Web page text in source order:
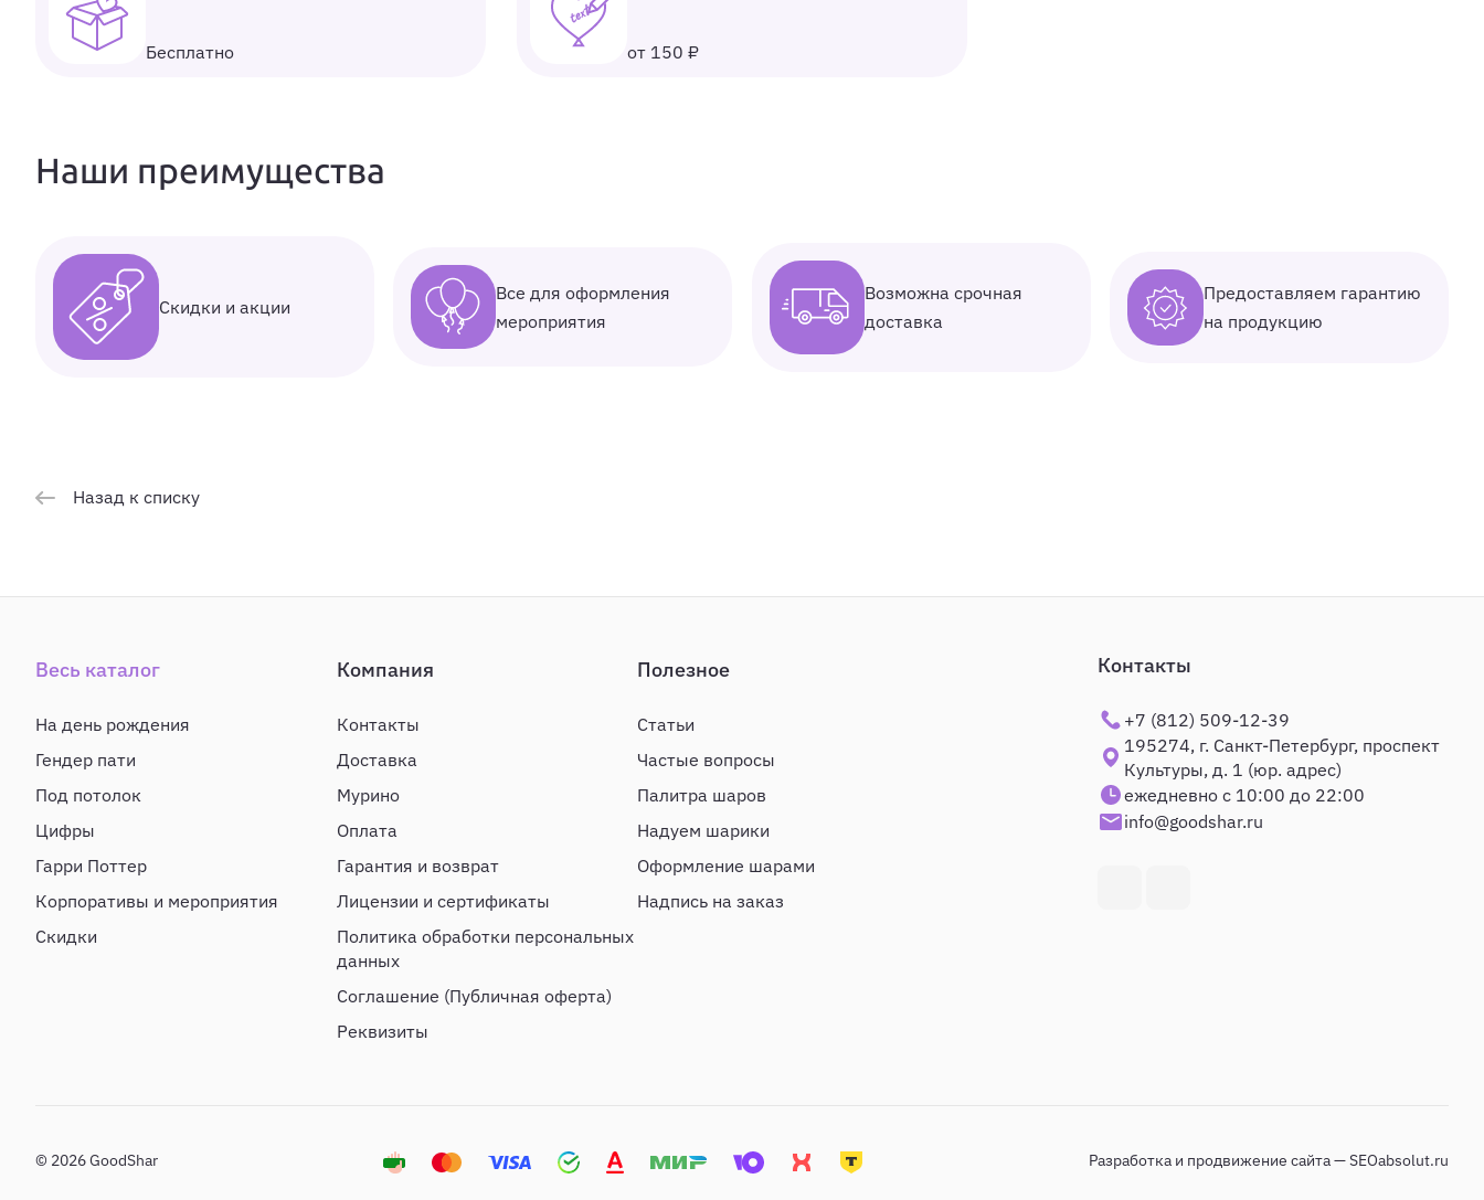
Бесплатно от 150 ₽
Наши преимущества
Скидки и акции
Все для оформления
мероприятия
Возможна срочная
доставка
Предоставляем гарантию
на продукцию
Назад к списку
Весь каталог
На день рождения
Гендер пати
Под потолок
Цифры
Гарри Поттер
Корпоративы и мероприятия
Скидки
Компания
Контакты
Доставка
Мурино
Оплата
Гарантия и возврат
Лицензии и сертификаты
Политика обработки персональных
данных
Соглашение (Публичная оферта)
Реквизиты
Полезное
Статьи
Частые вопросы
Палитра шаров
Надуем шарики
Оформление шарами
Надпись на заказ
Контакты
+7 (812) 509-12-39
195274, г. Санкт-Петербург, проспект
Культуры, д. 1 (юр. адрес)
ежедневно с 10:00 до 22:00
info@goodshar.ru
© 2026 GoodShar Разработка и продвижение сайта — SEOabsolut.ru